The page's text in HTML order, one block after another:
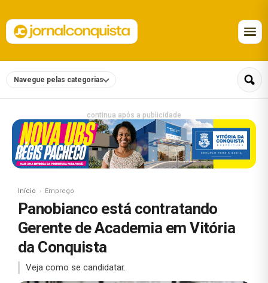
Navegue pelas categorias
continua após a publicidade
Início Emprego
Panobianco está contratando
Gerente de Academia em Vitória
da Conquista
Veja como se candidatar.